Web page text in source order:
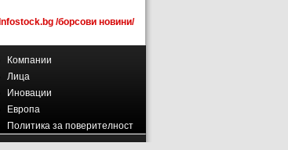
Infostock.bg /борсови новини/
Компании
Лица
Иновации
Европа
Политика за поверителност